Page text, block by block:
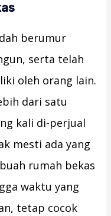
berumur
serta telah
oleh orang lain.
dari satu
kali di-perjual
mesti ada yang
rumah bekas
waktu yang
tetap cocok